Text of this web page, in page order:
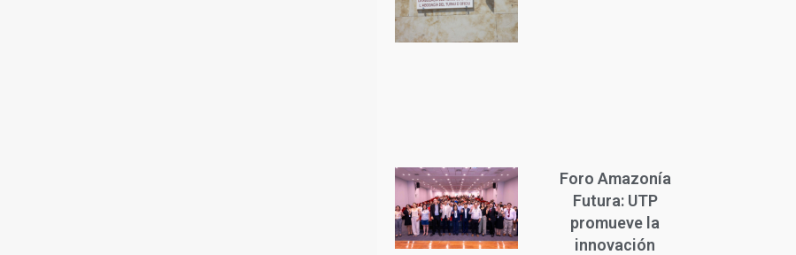
Foro Amazonía
Futura: UTP
promueve la
innovación